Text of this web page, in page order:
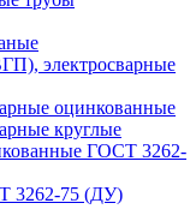
электросварные
оцинкованные
круглые
ГОСТ 3262-
3262-75 (ДУ)